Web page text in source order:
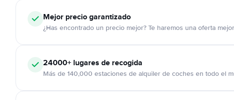
Mejor precio garantizado
¿Has encontrado un precio mejor? Te haremos una oferta
24000+ lugares de recogida
Más de 140,000 estaciones de alquiler de coches en todo el